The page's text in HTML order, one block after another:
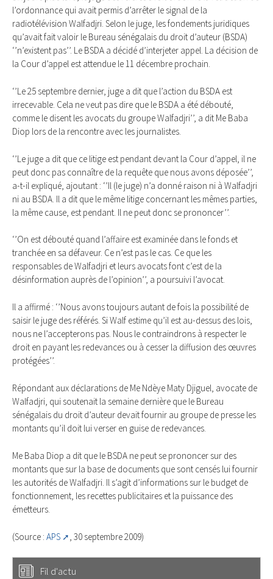
l’ordonnance qui avait permis d’arrêter le signal de la
radiotélévision Walfadjri. Selon le juge, les fondements juridiques
qu’avait fait valoir le Bureau sénégalais du droit d’auteur (BSDA)
‘’n’existent pas’’. Le BSDA a décidé d’interjeter appel. La décision de
la Cour d’appel est attendue le 11 décembre prochain.
‘’Le 25 septembre dernier, juge a dit que l’action du BSDA est
irrecevable. Cela ne veut pas dire que le BSDA a été débouté,
comme le disent les avocats du groupe Walfadjri’’, a dit Me Baba
Diop lors de la rencontre avec les journalistes.
‘’Le juge a dit que ce litige est pendant devant la Cour d’appel, il ne
peut donc pas connaître de la requête que nous avons déposée’’,
a-t-il expliqué, ajoutant : ‘’Il (le juge) n’a donné raison ni à Walfadjri
ni au BSDA. Il a dit que le même litige concernant les mêmes parties,
la même cause, est pendant. Il ne peut donc se prononcer’’.
‘’On est débouté quand l’affaire est examinée dans le fonds et
tranchée en sa défaveur. Ce n’est pas le cas. Ce que les
responsables de Walfadjri et leurs avocats font c’est de la
désinformation auprès de l’opinion’’, a poursuivi l’avocat.
Il a affirmé : ‘’Nous avons toujours autant de fois la possibilité de
saisir le juge des référés. Si Walf estime qu’il est au-dessus des lois,
nous ne l’accepterons pas. Nous le contraindrons à respecter le
droit en payant les redevances ou à cesser la diffusion des œuvres
protégées’’.
Répondant aux déclarations de Me Ndèye Maty Djiguel, avocate de
Walfadjri, qui soutenait la semaine dernière que le Bureau
sénégalais du droit d’auteur devait fournir au groupe de presse les
montants qu’il doit lui verser en guise de redevances.
Me Baba Diop a dit que le BSDA ne peut se prononcer sur des
montants que sur la base de documents que sont censés lui fournir
les autorités de Walfadjri. Il s’agit d’informations sur le budget de
fonctionnement, les recettes publicitaires et la puissance des
émetteurs.
(Source : APS , 30 septembre 2009)
Fil d'actu